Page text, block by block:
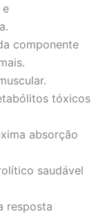
e
componente
tóxicos
absorção
saudável
resposta